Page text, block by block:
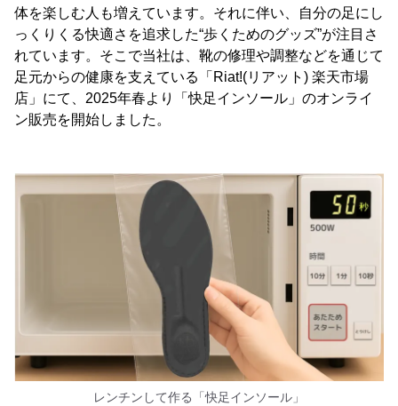
体を楽しむ人も増えています。それに伴い、自分の足にし
っくりくる快適さを追求した“歩くためのグッズ”が注目さ
れています。そこで当社は、靴の修理や調整などを通じて
足元からの健康を支えている「Riat!(リアット) 楽天市場
店」にて、2025年春より「快足インソール」のオンライ
ン販売を開始しました。
レンチンして作る「快足インソール」